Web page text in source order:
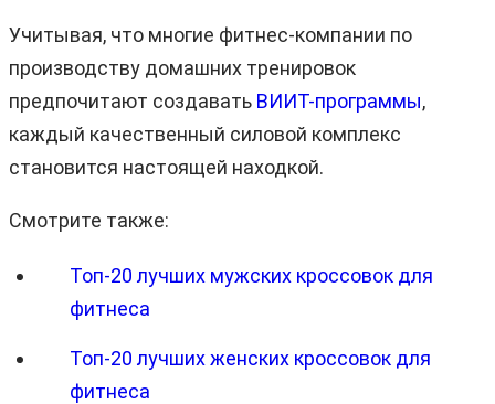
Учитывая, что многие фитнес-компании по
производству домашних тренировок
предпочитают создавать ВИИТ-программы,
каждый качественный силовой комплекс
становится настоящей находкой.
Смотрите также:
Топ-20 лучших мужских кроссовок для
фитнеса
Топ-20 лучших женских кроссовок для
фитнеса